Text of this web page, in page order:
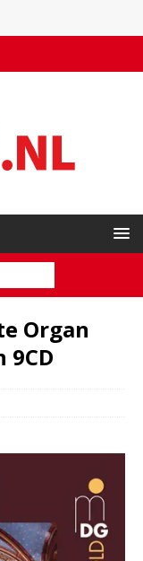
Organ
9CD